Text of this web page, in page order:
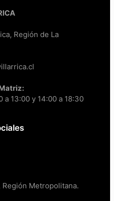
Región de La
a 13:00 y 14:00 a 18:30
Región Metropolitana.